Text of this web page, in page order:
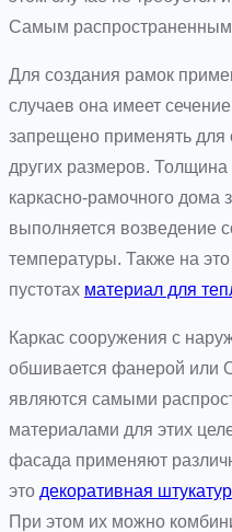
Самым распространенным
Для создания рамок
случаев она имеет
запрещено применять для
других размеров.
каркасно-рамочного дома
выполняется возведение
температуры. Также на
пустотах материал для
Каркас сооружения с
обшивается фанерой или
являются самыми
материалами для этих
фасада применяют
это декоративная
При этом их можно